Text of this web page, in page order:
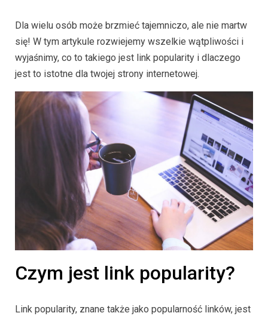
Dla wielu osób może brzmieć tajemniczo, ale nie martw
się! W tym artykule rozwiejemy wszelkie wątpliwości i
wyjaśnimy, co to takiego jest link popularity i dlaczego
jest to istotne dla twojej strony internetowej.
Czym jest link popularity?
Link popularity, znane także jako popularność linków, jest